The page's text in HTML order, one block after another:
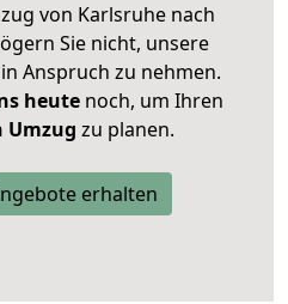
von Karlsruhe nach
Sie nicht, unsere
Anspruch zu nehmen.
heutenoch, um Ihren
Umzug zu planen.
erhalten